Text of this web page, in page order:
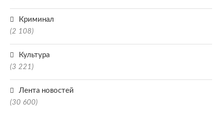
Криминал
(2 108)
Культура
(3 221)
Лента новостей
(30 600)